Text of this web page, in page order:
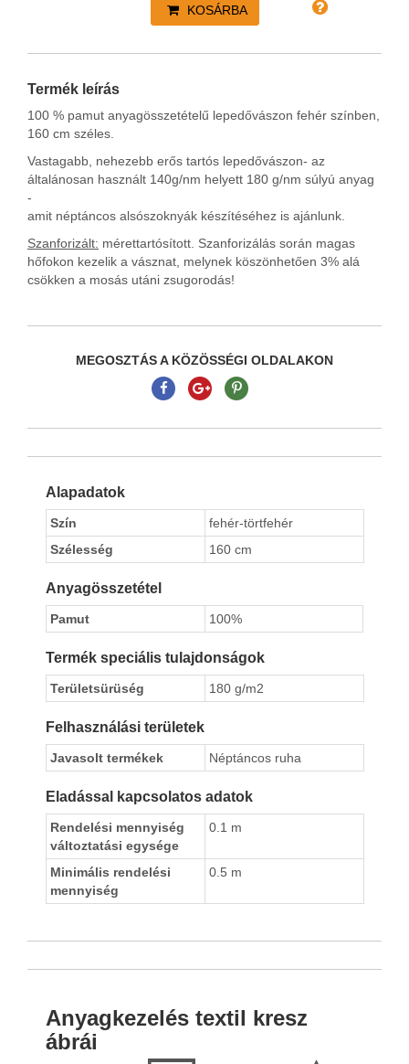
KOSÁRBA
Termék leírás
100 % pamut anyagösszetételű lepedővászon fehér színben,
160 cm széles.
Vastagabb, nehezebb erős tartós lepedővászon- az
általánosan használt 140g/nm helyett 180 g/nm súlyú anyag
-
amit néptáncos alsószoknyák készítéséhez is ajánlunk.
Szanforizált: mérettartósított. Szanforizálás során magas
hőfokon kezelik a vásznat, melynek köszönhetően 3% alá
csökken a mosás utáni zsugorodás!
MEGOSZTÁS A KÖZÖSSÉGI OLDALAKON
Alapadatok
Szín
fehér-törtfehér
Szélesség
160 cm
Anyagösszetétel
Pamut 100%
Termék speciális tulajdonságok
Területsürüség 180 g/m2
Felhasználási területek
Javasolt termékek Néptáncos ruha
Eladással kapcsolatos adatok
Rendelési mennyiség
változtatási egysége
0.1 m
Minimális rendelési
mennyiség
0.5 m
Anyagkezelés textil kresz
ábrái